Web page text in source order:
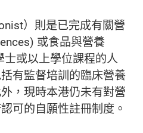
）則是已完成有關營
或食品與營養
或以上學位課程的人
有監督培訓的臨床營養
，現時本港仍未有對營
可的自願性註冊制度。